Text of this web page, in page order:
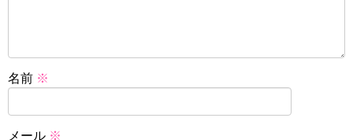
名前 ※
メール ※